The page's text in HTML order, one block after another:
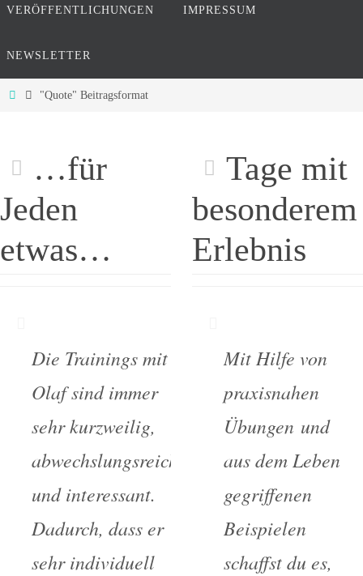
VERÖFFENTLICHUNGEN IMPRESSUM
NEWSLETTER
Start"Quote" Beitragsformat
…für
Jeden
etwas…
Die Trainings mit
Olaf sind immer
sehr kurzweilig,
abwechslungsreich
und interessant.
Dadurch, dass er
sehr individuell
Tage mit
besonderem
Erlebnis
Mit Hilfe von
praxisnahen
Übungen und
aus dem Leben
gegriffenen
Beispielen
schaffst du es,